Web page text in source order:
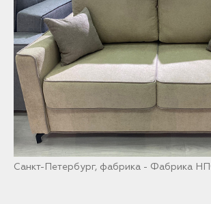
Санкт-Петербург, фабрика - Фабрика